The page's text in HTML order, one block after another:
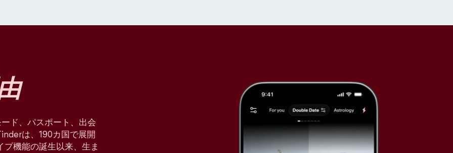
ド、パスポート、出会
は、190カ国で展開
機能の誕生以来、生ま